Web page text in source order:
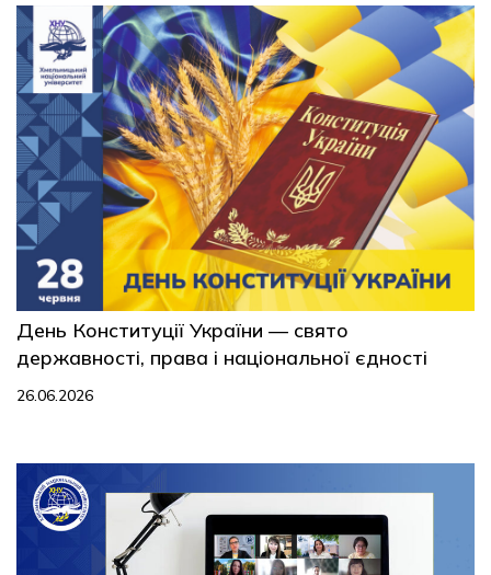
День Конституції України — свято
державності, права і національної єдності
26.06.2026